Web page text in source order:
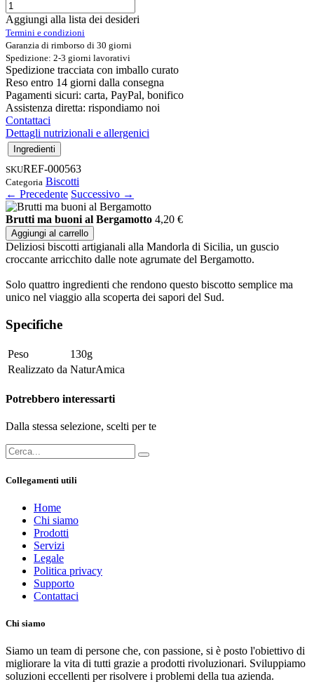
Aggiungi alla lista dei desideri
Termini e condizioni
Garanzia di rimborso di 30 giorni
Spedizione: 2-3 giorni lavorativi
Spedizione tracciata con imballo curato
Reso entro 14 giorni dalla consegna
Pagamenti sicuri: carta, PayPal, bonifico
Assistenza diretta: rispondiamo noi
Contattaci
Dettagli nutrizionali e allergenici
Ingredienti
SKUREF-000563
Categoria Biscotti
← Precedente Successivo →
Brutti ma buoni al Bergamotto 4,20 €
Aggiungi al carrello
Deliziosi biscotti artigianali alla Mandorla di Sicilia, un guscio
croccante arricchito dalle note agrumate del Bergamotto.
Solo quattro ingredienti che rendono questo biscotto semplice ma
unico nel viaggio alla scoperta dei sapori del Sud.
Specifiche
Peso
130g
Realizzato da NaturAmica
Potrebbero interessarti
Dalla stessa selezione, scelti per te
Collegamenti utili
Home
Chi siamo
Prodotti
Servizi
Legale
Politica privacy
Supporto
Contattaci
Chi siamo
Siamo un team di persone che, con passione, si è posto l'obiettivo di
migliorare la vita di tutti grazie a prodotti rivoluzionari. Sviluppiamo
soluzioni eccellenti per risolvere i problemi della tua azienda.